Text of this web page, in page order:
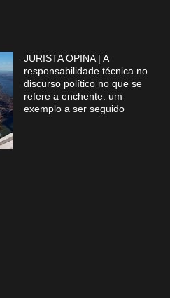
JURISTA OPINA | A
responsabilidade técnica no
discurso político no que se
refere a enchente: um
exemplo a ser seguido